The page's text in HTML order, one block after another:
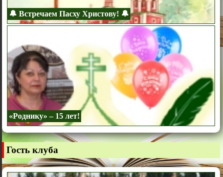
🔔 Встречаем Пасху Христову! 🔔
«Роднику» – 15 лет!
Гость клуба